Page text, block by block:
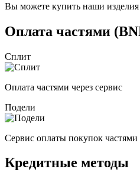
Вы можете купить наши
Оплата частями
Сплит
Оплата частями через сервис
Подели
Сервис оплаты покупок
Кредитные методы